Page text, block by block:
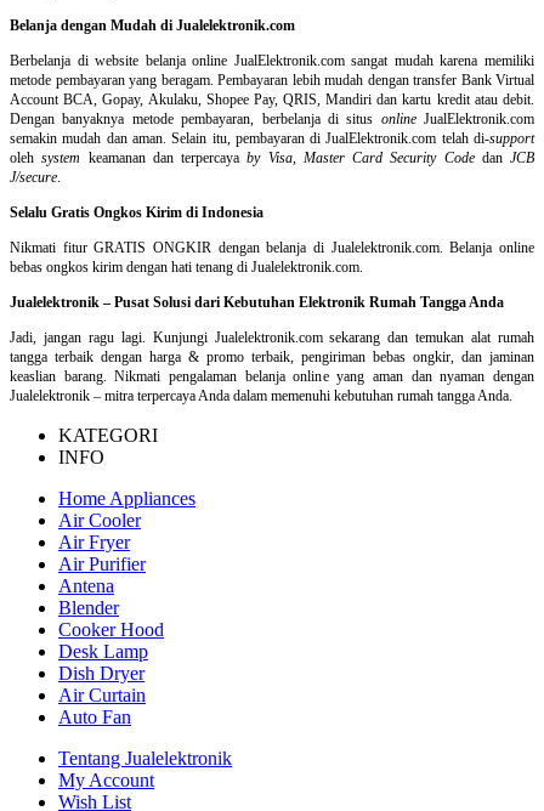
Belanja dengan Mudah di Jualelektronik.com
Berbelanja diwebsite belanja online JualElektronik.com sangat mudah karena memiliki
metode pembayaran yang beragam. Pembayaran lebih mudah dengan transfer Bank Virtual
Account BCA, Gopay, Akulaku, Shopee Pay, QRIS, Mandiri dan kartu kredit atau debit.
Dengan banyaknya metode pembayaran, berbelanja di situs onlineJualElektronik.com
semakin mudah dan aman. Selain itu, pembayaran di JualElektronik.com telah di-support
olehsystem keamanan dan terpercayaby Visa, Master Card Security Codedan JCB
J/secure
Selalu Gratis Ongkos Kirim di Indonesia
Nikmati fitur GRATIS ONGKIR dengan belanja di Jualelektronik.com. Belanja online
bebas ongkos kirim dengan hati tenang di Jualelektronik.com.
Jualelektronik – Pusat Solusi dari Kebutuhan Elektronik Rumah Tangga Anda
Jadi, jangan ragu lagi. Kunjungi Jualelektronik.com sekarang dan temukan alat rumah
tangga terbaik dengan harga & promo terbaik, pengiriman bebas ongkir, dan jaminan
keaslian barang. Nikmati pengalaman belanja online yang aman dan nyaman dengan
Jualelektronik – mitra terpercaya Anda dalam memenuhi kebutuhan rumah tangga Anda.
KATEGORI
INFO
Home Appliances
Air Cooler
Air Fryer
Air Purifier
Antena
Blender
Cooker Hood
Desk Lamp
Dish Dryer
Air Curtain
Auto Fan
Tentang Jualelektronik
My Account
Wish List